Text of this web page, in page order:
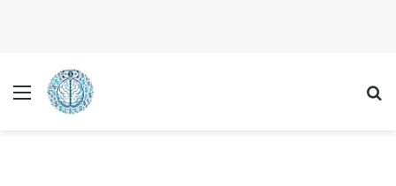
Menu